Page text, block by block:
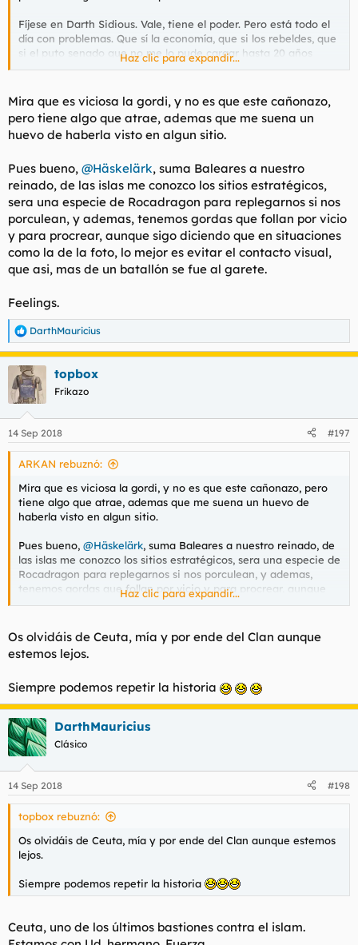
Fíjese en Darth Sidious. Vale, tiene el poder. Pero está todo el
día con problemas. Que sí la economía, que si los rebeldes, que
si el puto senado que no me lo pude cargar hasta 20 años
después de declararme emperador, etc. Al final quién se
cargandose a rebeldes podemitas.
La fábrica será mi Mustafar. A liachu no le haremos nada, es un
amigo y aliado.
Lo dicho, Ud. puede ser tranquilamente el Señor Feudal y yo
su mano derecha. Y juntos fumamos de la pipa de la paz.
Spoiler
Haz clic para expandir...
Mira que es viciosa la gordi, y no es que este cañonazo,
pero tiene algo que atrae, ademas que me suena un
huevo de haberla visto en algun sitio.
Pues bueno, @Häskelärk, suma Baleares a nuestro
reinado, de las islas me conozco los sitios estratégicos,
sera una especie de Rocadragon para replegarnos si nos
porculean, y ademas, tenemos gordas que follan por vicio
y para procrear, aunque sigo diciendo que en situaciones
como la de la foto, lo mejor es evitar el contacto visual,
que asi, mas de un batallón se fue al garete.
Feelings.
R
e
c
c
i
e
s
DarthMauricius
topbox
Frikazo
14 Sep 2018 #197
ARKAN rebuznó:
Mira que es viciosa la gordi, y no es que este cañonazo, pero
tiene algo que atrae, ademas que me suena un huevo de
haberla visto en algun sitio.
Pues bueno, @Häskelärk, suma Baleares a nuestro reinado, de
las islas me conozco los sitios estratégicos, sera una especie de
Rocadragon para replegarnos si nos porculean, y ademas,
tenemos gordas que follan por vicio y para procrear, aunque
sigo diciendo que en situaciones como la de la foto, lo mejor es
garete.
Feelings.
Haz clic para expandir...
Os olvidáis de Ceuta, mía y por ende del Clan aunque
estemos lejos.
Siempre podemos repetir la historia
DarthMauricius
Clásico
14 Sep 2018 #198
topbox rebuznó:
Os olvidáis de Ceuta, mía y por ende del Clan aunque estemos
lejos.
Siempre podemos repetir la historia
Ceuta, uno de los últimos bastiones contra el islam.